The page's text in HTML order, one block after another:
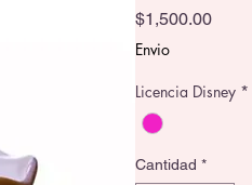
$1,500.00Precio
Envio
Licencia Disney *
Cantidad *